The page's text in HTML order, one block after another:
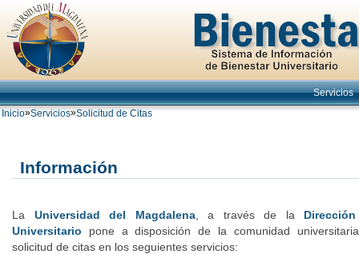
Servicios
Inicio»Servicios»Solicitud de Citas
Información
La Universidad del Magdalena, a través de la
Universitario pone a disposición de la comunidad
solicitud de citas en los seguientes servicios: